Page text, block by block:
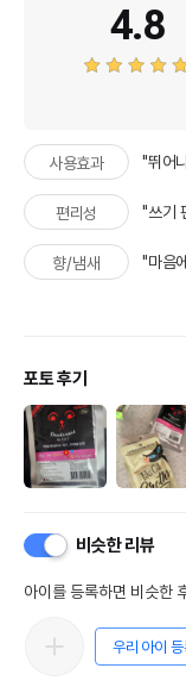
4.8
사용효과 "뛰어
편리성 "쓰기
향/냄새 "마음
포토 후기
비슷한 리뷰
아이를 등록하면 비슷한
우리 아이